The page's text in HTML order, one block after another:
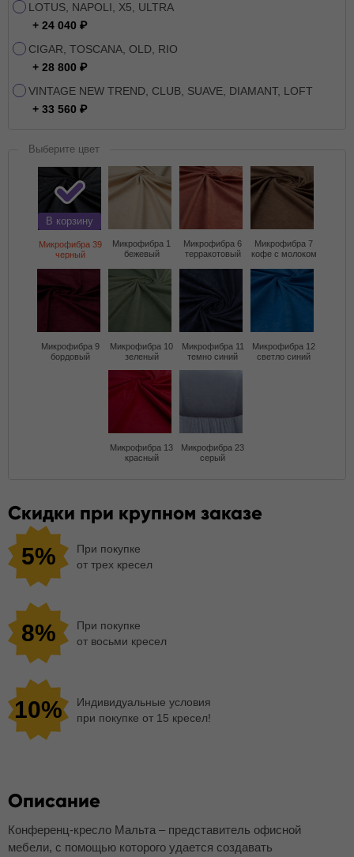
LOTUS, NAPOLI, X5, ULTRA
+ 24 040
CIGAR, TOSCANA, OLD, RIO
+ 28 800
VINTAGE NEW TREND, CLUB, SUAVE, DIAMANT, LOFT
+ 33 560
Выберите цвет
В корзину
Микрофибра 39
черный
Микрофибра 1
бежевый
Микрофибра 6
терракотовый
Микрофибра 7
кофе с молоком
Микрофибра 9
бордовый
Микрофибра 10
зеленый
Микрофибра 11
темно синий
Микрофибра 12
светло синий
Микрофибра 13
красный
Микрофибра 23
серый
Скидки при крупном заказе
5%
При покупке
от трех кресел
8%
При покупке
от восьми кресел
10%
Индивидуальные условия
при покупке от 15 кресел!
Описание
Конференц-кресло Мальта – представитель офисной
мебели, с помощью которого удается создавать